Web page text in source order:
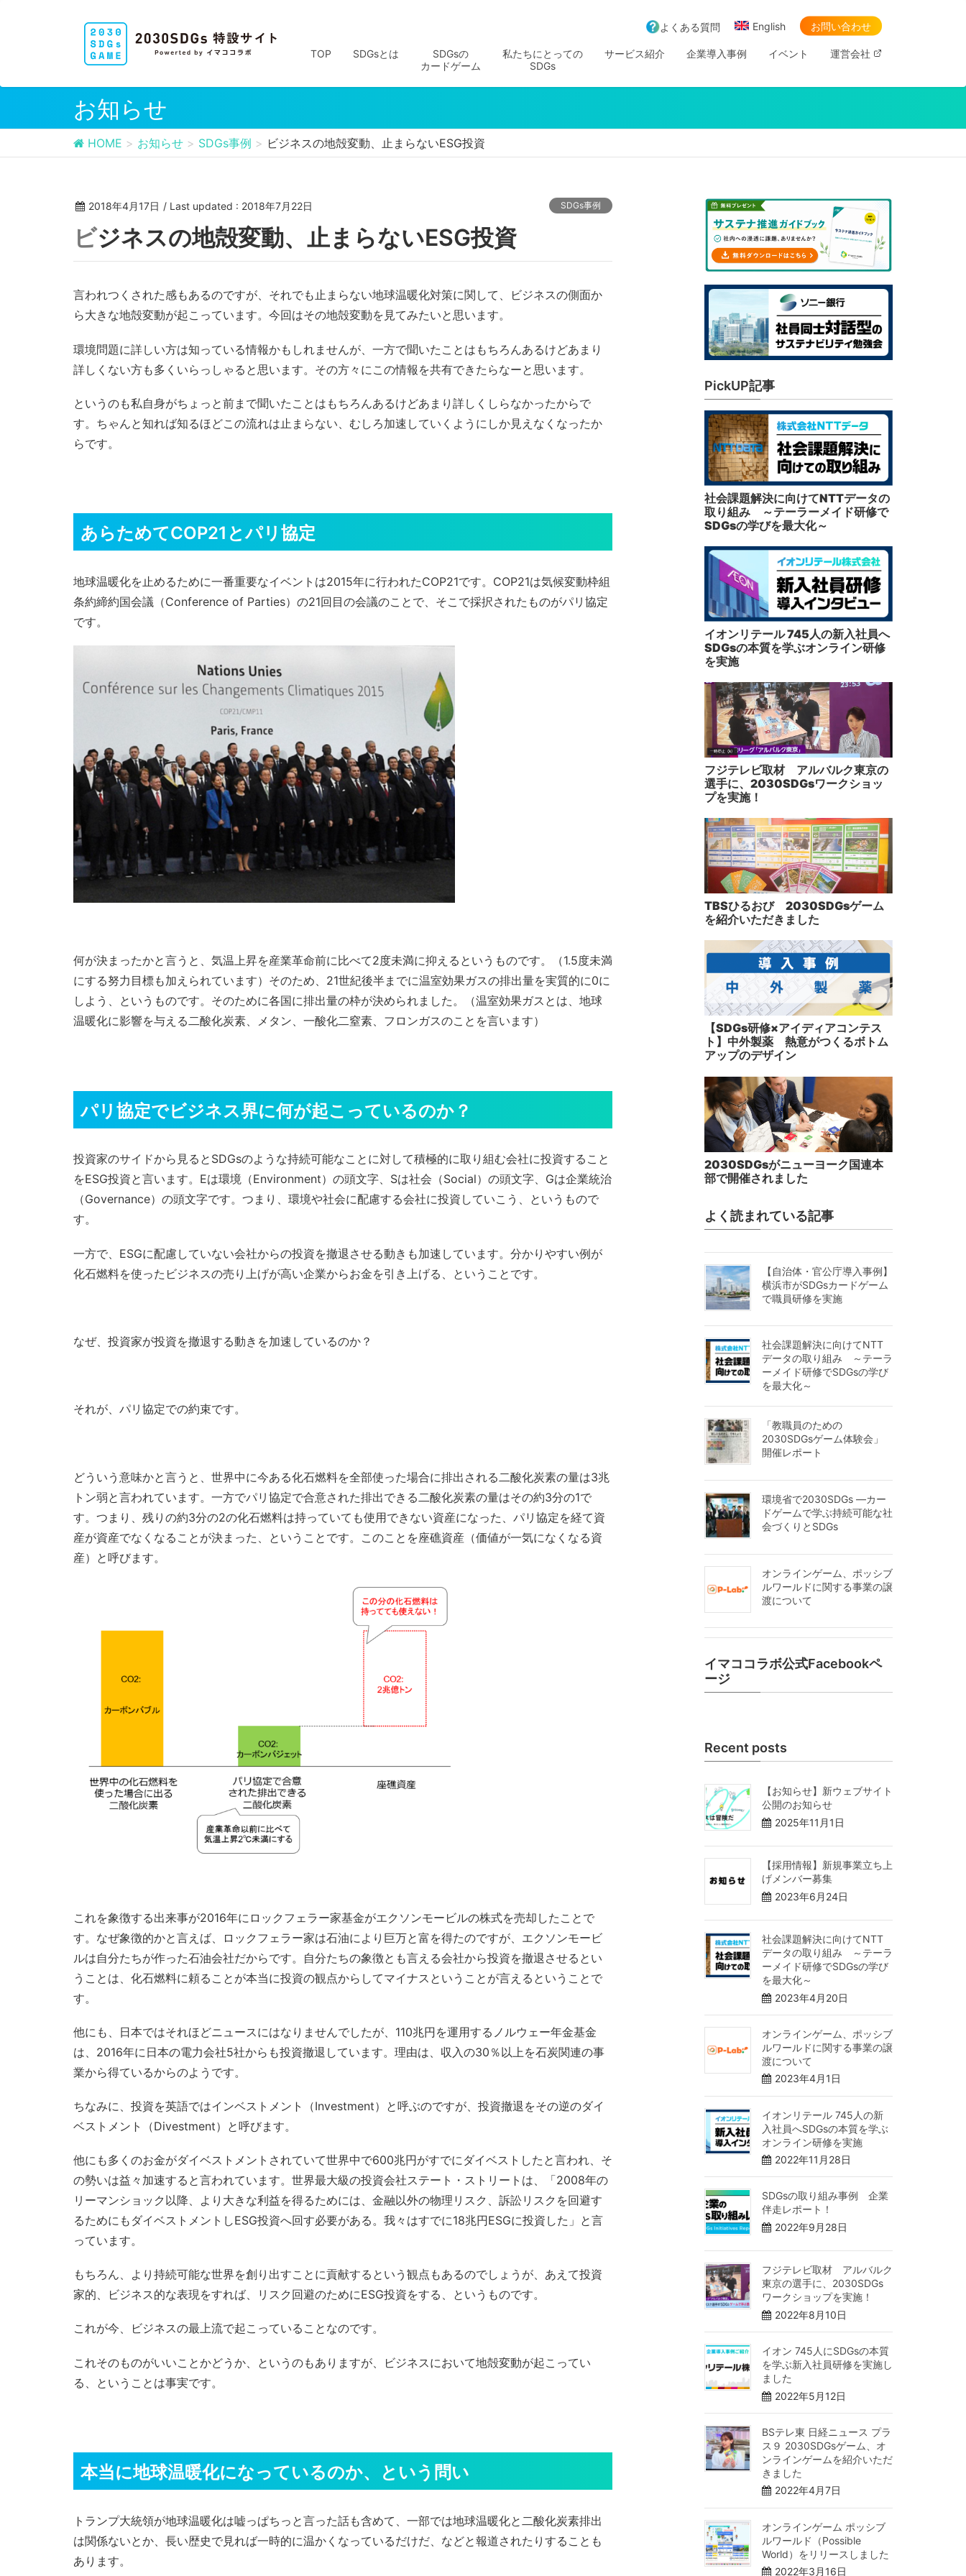
TOP SDGsとは
SDGsの
カードゲーム
私たちにとっての
SDGs
サービス紹介 企業導入事例 イベント 運営会社
よくある質問 English お問い合わせ
お知らせ
HOME お知らせ SDGs事例 ビジネスの地殻変動、止まらないESG投資
2018年4月17日 / Last updated : 2018年7月22日 SDGs事例
ビジネスの地殻変動、止まらないESG投資
言われつくされた感もあるのですが、それでも止まらない地球温暖化対策に関して、ビジネスの側面か
ら大きな地殻変動が起こっています。今回はその地殻変動を見てみたいと思います。
環境問題に詳しい方は知っている情報かもしれませんが、一方で聞いたことはもちろんあるけどあまり
詳しくない方も多くいらっしゃると思います。その方々にこの情報を共有できたらなーと思います。
というのも私自身がちょっと前まで聞いたことはもちろんあるけどあまり詳しくしらなかったからで
す。ちゃんと知れば知るほどこの流れは止まらない、むしろ加速していくようにしか見えなくなったか
らです。
あらためてCOP21とパリ協定
地球温暖化を止めるために一番重要なイベントは2015年に行われたCOP21です。COP21は気候変動枠組
条約締約国会議（Conference of Parties）の21回目の会議のことで、そこで採択されたものがパリ協定
です。
何が決まったかと言うと、気温上昇を産業革命前に比べて2度未満に抑えるというものです。（1.5度未満
にする努力目標も加えられています）そのため、21世紀後半までに温室効果ガスの排出量を実質的に0に
しよう、というものです。そのために各国に排出量の枠が決められました。（温室効果ガスとは、地球
温暖化に影響を与える二酸化炭素、メタン、一酸化二窒素、フロンガスのことを言います）
パリ協定でビジネス界に何が起こっているのか？
投資家のサイドから見るとSDGsのような持続可能なことに対して積極的に取り組む会社に投資すること
をESG投資と言います。Eは環境（Environment）の頭文字、Sは社会（Social）の頭文字、Gは企業統治
（Governance）の頭文字です。つまり、環境や社会に配慮する会社に投資していこう、というもので
す。
一方で、ESGに配慮していない会社からの投資を撤退させる動きも加速しています。分かりやすい例が
化石燃料を使ったビジネスの売り上げが高い企業からお金を引き上げる、ということです。
なぜ、投資家が投資を撤退する動きを加速しているのか？
それが、パリ協定での約束です。
どういう意味かと言うと、世界中に今ある化石燃料を全部使った場合に排出される二酸化炭素の量は3兆
トン弱と言われています。一方でパリ協定で合意された排出できる二酸化炭素の量はその約3分の1で
す。つまり、残りの約3分の2の化石燃料は持っていても使用できない資産になった、パリ協定を経て資
産が資産でなくなることが決まった、ということです。このことを座礁資産（価値が一気になくなる資
産）と呼びます。
これを象徴する出来事が2016年にロックフェラー家基金がエクソンモービルの株式を売却したことで
す。なぜ象徴的かと言えば、ロックフェラー家は石油により巨万と富を得たのですが、エクソンモービ
ルは自分たちが作った石油会社だからです。自分たちの象徴とも言える会社から投資を撤退させるとい
うことは、化石燃料に頼ることが本当に投資の観点からしてマイナスということが言えるということで
す。
他にも、日本ではそれほどニュースにはなりませんでしたが、110兆円を運用するノルウェー年金基金
は、2016年に日本の電力会社5社からも投資撤退しています。理由は、収入の30％以上を石炭関連の事
業から得ているからのようです。
ちなみに、投資を英語ではインベストメント（Investment）と呼ぶのですが、投資撤退をその逆のダイ
ベストメント（Divestment）と呼びます。
他にも多くのお金がダイベストメントされていて世界中で600兆円がすでにダイベストしたと言われ、そ
の勢いは益々加速すると言われています。世界最大級の投資会社ステート・ストリートは、「2008年の
リーマンショック以降、より大きな利益を得るためには、金融以外の物理リスク、訴訟リスクを回避す
るためにもダイベストメントしESG投資へ回す必要がある。我々はすでに18兆円ESGに投資した」と言
っています。
もちろん、より持続可能な世界を創り出すことに貢献するという観点もあるのでしょうが、あえて投資
家的、ビジネス的な表現をすれば、リスク回避のためにESG投資をする、というものです。
これが今、ビジネスの最上流で起こっていることなのです。
これそのものがいいことかどうか、というのもありますが、ビジネスにおいて地殻変動が起こってい
る、ということは事実です。
本当に地球温暖化になっているのか、という問い
トランプ大統領が地球温暖化は嘘っぱちっと言った話も含めて、一部では地球温暖化と二酸化炭素排出
は関係ないとか、長い歴史で見れば一時的に温かくなっているだけだ、などと報道されたりすることも
あります。
PickUP記事
社会課題解決に向けてNTTデータの
取り組み ～テーラーメイド研修で
SDGsの学びを最大化～
イオンリテール 745人の新入社員へ
SDGsの本質を学ぶオンライン研修
を実施
フジテレビ取材 アルバルク東京の
選手に、2030SDGsワークショッ
プを実施！
TBSひるおび 2030SDGsゲーム
を紹介いただきました
【SDGs研修×アイディアコンテス
ト】中外製薬 熱意がつくるボトム
アップのデザイン
2030SDGsがニューヨーク国連本
部で開催されました
よく読まれている記事
【自治体・官公庁導入事例】
横浜市がSDGsカードゲーム
で職員研修を実施
社会課題解決に向けてNTT
データの取り組み ～テーラ
ーメイド研修でSDGsの学び
を最大化～
「教職員のための
2030SDGsゲーム体験会」
開催レポート
環境省で2030SDGs ―カー
ドゲームで学ぶ持続可能な社
会づくりとSDGs
オンラインゲーム、ポッシブ
ルワールドに関する事業の譲
渡について
イマココラボ公式Facebookペ
ージ
Recent posts
【お知らせ】新ウェブサイト
公開のお知らせ
2025年11月1日
【採用情報】新規事業立ち上
げメンバー募集
2023年6月24日
社会課題解決に向けてNTT
データの取り組み ～テーラ
ーメイド研修でSDGsの学び
を最大化～
2023年4月20日
オンラインゲーム、ポッシブ
ルワールドに関する事業の譲
渡について
2023年4月1日
イオンリテール 745人の新
入社員へSDGsの本質を学ぶ
オンライン研修を実施
2022年11月28日
SDGsの取り組み事例 企業
伴走レポート！
2022年9月28日
フジテレビ取材 アルバルク
東京の選手に、2030SDGs
ワークショップを実施！
2022年8月10日
イオン 745人にSDGsの本質
を学ぶ新入社員研修を実施し
ました
2022年5月12日
BSテレ東 日経ニュース プラ
ス９ 2030SDGsゲーム、オ
ンラインゲームを紹介いただ
きました
2022年4月7日
オンラインゲーム ポッシブ
ルワールド（Possible
World）をリリースしました
2022年3月16日